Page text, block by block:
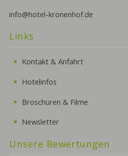
info@hotel-kronenhof.de
Links
Kontakt & Anfahrt
Hotelinfos
Broschüren & Filme
Newsletter
Unsere Bewertungen